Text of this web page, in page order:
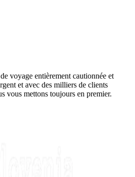
voyage entièrement cautionnée et
et avec des milliers de clients
vous mettons toujours en premier.